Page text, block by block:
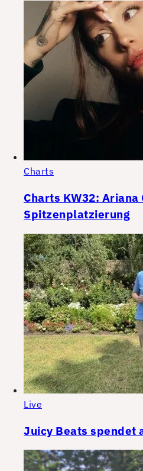
Charts
Charts KW32:
Spitzenplatzierung
Live
Juicy Beats spendet